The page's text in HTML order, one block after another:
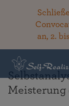
an, 2.
Meisterung